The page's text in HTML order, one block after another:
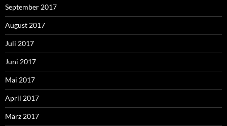
September 2017
August 2017
Juli 2017
Juni 2017
Mai 2017
April 2017
März 2017